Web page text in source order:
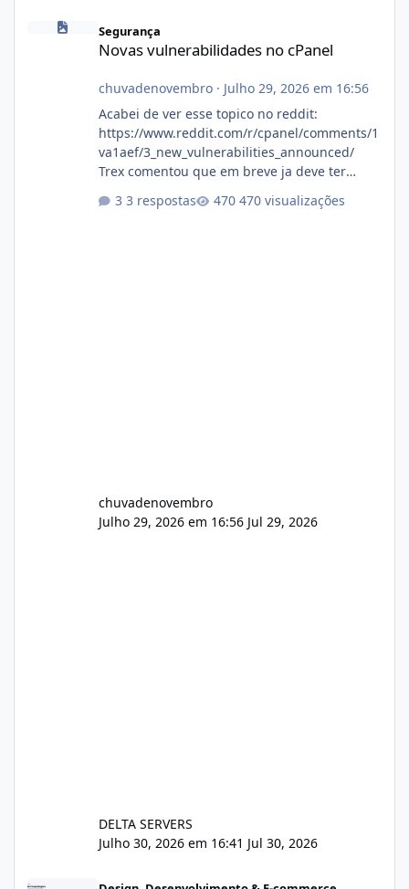
Novas vulnerabilidades no cPanel
Segurança
Novas vulnerabilidades no cPanel
chuvadenovembro· Julho 29, 2026 em 16:56
Acabei de ver esse topico no reddit:
https://www.reddit.com/r/cpanel/comments/1
va1aef/3_new_vulnerabilities_announced/
Trex comentou que em breve ja deve ter
3 respostas 470 visualizações
chuvadenovembro
Julho 29, 2026 em 16:56 Jul 29, 2026
DELTA SERVERS
Julho 30, 2026 em 16:41 Jul 30, 2026